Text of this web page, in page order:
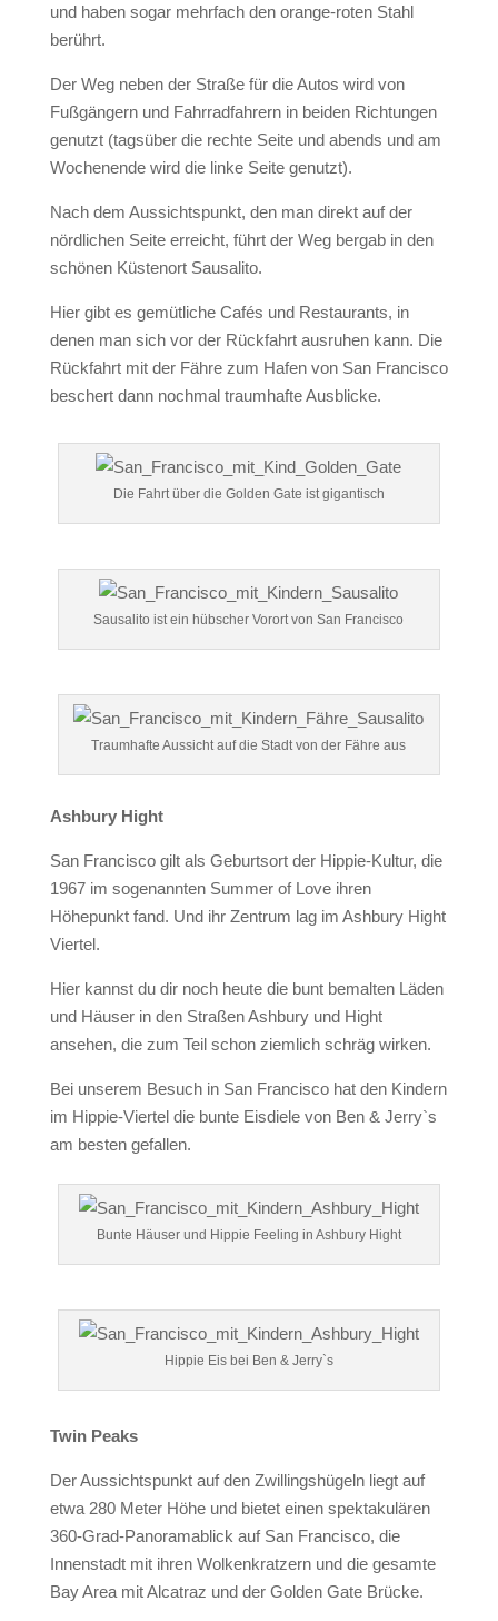
und haben sogar mehrfach den orange-roten Stahl
berührt.
Der Weg neben der Straße für die Autos wird von
Fußgängern und Fahrradfahrern in beiden Richtungen
genutzt (tagsüber die rechte Seite und abends und am
Wochenende wird die linke Seite genutzt).
Nach dem Aussichtspunkt, den man direkt auf der
nördlichen Seite erreicht, führt der Weg bergab in den
schönen Küstenort Sausalito.
Hier gibt es gemütliche Cafés und Restaurants, in
denen man sich vor der Rückfahrt ausruhen kann. Die
Rückfahrt mit der Fähre zum Hafen von San Francisco
beschert dann nochmal traumhafte Ausblicke.
Die Fahrt über die Golden Gate ist gigantisch
Sausalito ist ein hübscher Vorort von San Francisco
Traumhafte Aussicht auf die Stadt von der Fähre aus
Ashbury Hight
San Francisco gilt als Geburtsort der Hippie-Kultur, die
1967 im sogenannten Summer of Love ihren
Höhepunkt fand. Und ihr Zentrum lag im Ashbury Hight
Viertel.
Hier kannst du dir noch heute die bunt bemalten Läden
und Häuser in den Straßen Ashbury und Hight
ansehen, die zum Teil schon ziemlich schräg wirken.
Bei unserem Besuch in San Francisco hat den Kindern
im Hippie-Viertel die bunte Eisdiele von Ben & Jerry`s
am besten gefallen.
Bunte Häuser und Hippie Feeling in Ashbury Hight
Hippie Eis bei Ben & Jerry`s
Twin Peaks
Der Aussichtspunkt auf den Zwillingshügeln liegt auf
etwa 280 Meter Höhe und bietet einen spektakulären
360-Grad-Panoramablick auf San Francisco, die
Innenstadt mit ihren Wolkenkratzern und die gesamte
Bay Area mit Alcatraz und der Golden Gate Brücke.